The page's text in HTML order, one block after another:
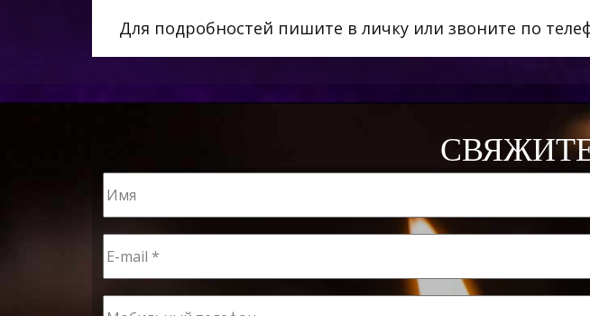
Для подробностей пишите в личку или звоните по